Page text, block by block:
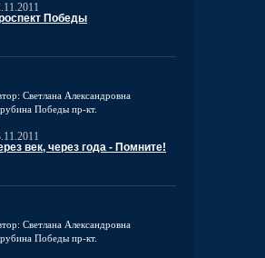
Победы
Светлана Александровна
Победы пр-кт.
век, через года - Помните!
Светлана Александровна
Победы пр-кт.